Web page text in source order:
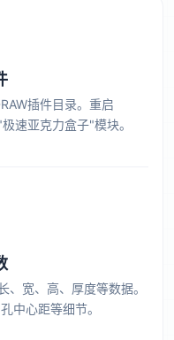
插件目录。重启
速亚克力盒子"模块。
宽、高、厚度等数据。
中心距等细节。